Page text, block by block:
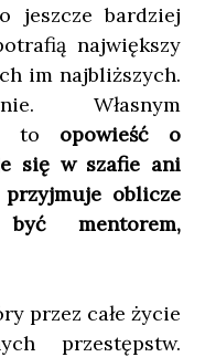
jeszcze bardziej
największy
im najbliższych.
Własnym
to opowieść o
się w szafie ani
oblicze
mentorem,
przez całe życie
przestępstw.